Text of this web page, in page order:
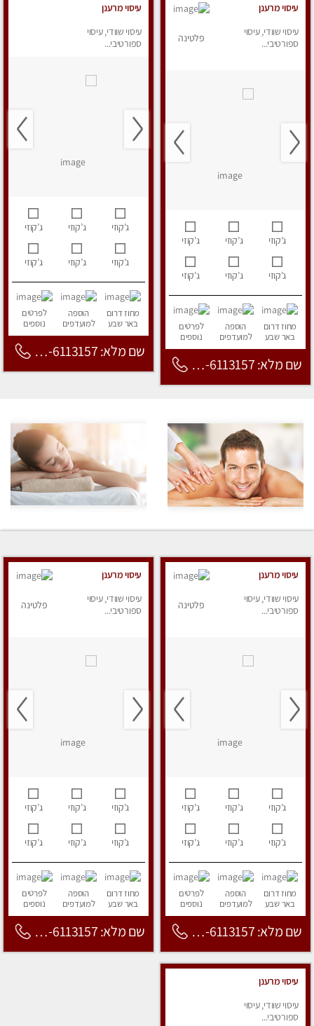
עיסוי מרענן
עיסוי שוודי, עיסוי
ספורטיבי...
פלטינה
ג’קוזי ג’קוזי ג’קוזי
ג’קוזי ג’קוזי ג’קוזי
מחוז דרום
באר שבע
הוספה
למועדפים
לפרטים
נוספים
שם מלא: 053-6113157
עיסוי מרענן
עיסוי שוודי, עיסוי
ספורטיבי...
ג’קוזי ג’קוזי ג’קוזי
ג’קוזי ג’קוזי ג’קוזי
מחוז דרום
באר שבע
הוספה
למועדפים
לפרטים
נוספים
שם מלא: 053-6113157
עיסוי מרענן
עיסוי שוודי, עיסוי
ספורטיבי...
פלטינה
ג’קוזי ג’קוזי ג’קוזי
ג’קוזי ג’קוזי ג’קוזי
מחוז דרום
באר שבע
הוספה
למועדפים
לפרטים
נוספים
שם מלא: 053-6113157
עיסוי מרענן
עיסוי שוודי, עיסוי
ספורטיבי...
פלטינה
ג’קוזי ג’קוזי ג’קוזי
ג’קוזי ג’קוזי ג’קוזי
מחוז דרום
באר שבע
הוספה
למועדפים
לפרטים
נוספים
שם מלא: 053-6113157
עיסוי מרענן
עיסוי שוודי, עיסוי
ספורטיבי...